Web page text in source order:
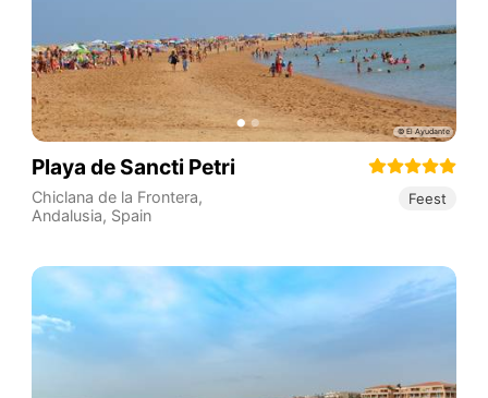
Playa de Sancti Petri
Chiclana de la Frontera,
Andalusia, Spain
Feest